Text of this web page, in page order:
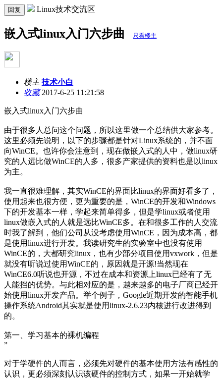
回复 Linux技术交流区
嵌入式linux入门六步曲 只看楼主
楼主 技术小白
收藏2017-6-25 11:21:58
嵌入式linux入门六步曲
由于很多人总问这个问题，所以这里做一个总结供大家参考。
这里必须先说明，以下的步骤都是针对Linux系统的，并不面
向WinCE。也许你会注意到，现在做嵌入式的人中，做linux研
究的人远比做WinCE的人多，很多产家提供的资料也是以linux
为主。
我一直很难理解，其实WinCE的界面比linux的界面好看多了，
使用起来也很方便，更为重要的是，WinCE的开发和Windows
下的开发基本一样，学起来简单得多，但是学linux或者使用
linux做嵌入式的人就是远比WinCE多。在和很多工作的人交流
时我了解到，他们公司从没考虑使用WinCE，因为成本高，都
是使用linux进行开发。我读研究生的实验室中也没有使用
WinCE的，大都研究linux，也有少部分项目使用vxwork，但是
就没有听说过使用WinCE的，原因就是开源!当然现在
WinCE6.0听说也开源，不过在成本和资源上linux已经有了无
人能挡的优势。与此相对应的是，越来越多的电子厂商已经开
始使用linux开发产品。举个例子，Google近期开发的智能手机
操作系统Android其实就是使用linux-2.6.23内核进行改进得到
的。
第一、学习基本的裸机编程
”
对于学硬件的人而言，必须先对硬件的基本使用方法有感性的
认识，更必须深刻认识该硬件的控制方式，如果一开始就学